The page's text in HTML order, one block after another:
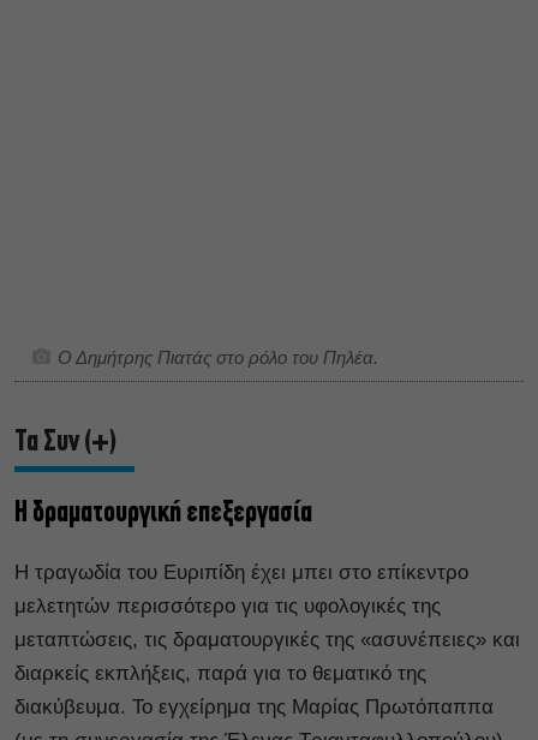
Ο Δημήτρης Πιατάς στο ρόλο του Πηλέα.
Τα Συν (+)
Η δραματουργική επεξεργασία
Η τραγωδία του Ευριπίδη έχει μπει στο επίκεντρο
μελετητών περισσότερο για τις υφολογικές της
μεταπτώσεις, τις δραματουργικές της «ασυνέπειες» και
διαρκείς εκπλήξεις, παρά για το θεματικό της
διακύβευμα. Το εγχείρημα της Μαρίας Πρωτόπαππα